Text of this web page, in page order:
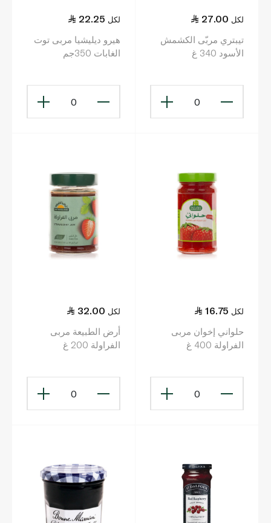
27.00 لكل
تيبتري مربّى الكشمش
الأسود 340 غ
0
22.25 لكل
هيرو ديليشيا مربى توت
الغابات 350جم
0
16.75 لكل
حلواني إخوان مربى
الفراولة 400 غ
0
32.00 لكل
أرض الطبيعة مربى
الفراولة 200 غ
0